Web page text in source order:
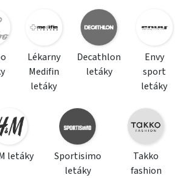
Lékarny
Medifin
letáky
Decathlon
letáky
Envy
sport
letáky
letáky
Sportisimo
letáky
Takko
fashion